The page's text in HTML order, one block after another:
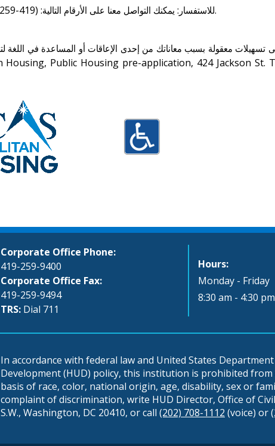
• للاستفسار: يمكنك التواصل معنا على الأرقام التالية: (419-259-9477) (419-259-9427). نحيطك علمًا بأن الأمر قد يستغرق 48 ساعة على الأقل حتى تحصل على رد من طرفنا.
Corporate Office Phone:
419-259-9400
Corporate Office Fax:
419-259-9494
TRS: Dial 711
Hours:
Monday - Friday
8:30 am - 4:30 pm
In accordance with federal law and United States
Development (HUD) policy, this institution is prohibited
basis of race, color, national origin, age, disability, sex or
complaint of discrimination, write HUD Director, Office of
S.W., Washington, DC 20410, or call (202) 708-1112 (voice) or